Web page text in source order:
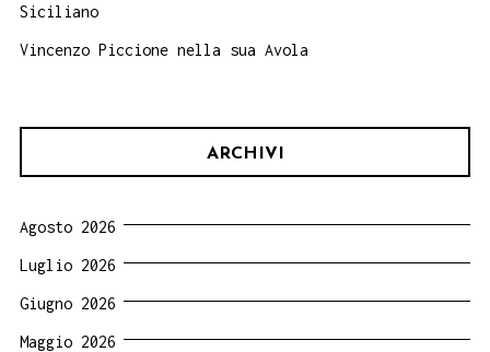
Siciliano
Vincenzo Piccione nella sua Avola
ARCHIVI
Agosto 2026
Luglio 2026
Giugno 2026
Maggio 2026